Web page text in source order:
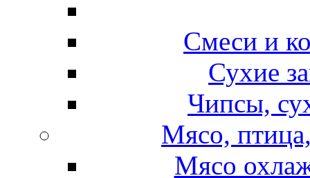
Смеси и
Сухие
Чипсы,
Мясо,
Мясо